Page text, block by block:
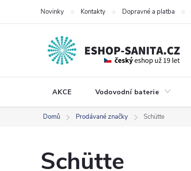
Novinky Kontakty Dopravné a platba
AKCE Vodovodní baterie
Domů Prodávané značky Schütte
Schütte